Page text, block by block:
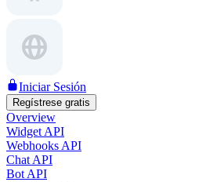
Iniciar Sesión
Regístrese gratis
Overview
Widget API
Webhooks API
Chat API
Bot API